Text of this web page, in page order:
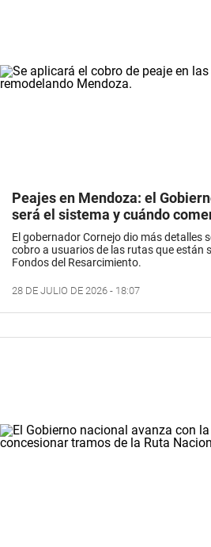
Peajes en Mendoza: el
será el sistema y cuándo
El gobernador Cornejo dio más detalles
cobro a usuarios de las rutas que están
Fondos del Resarcimiento.
28 DE JULIO DE 2026 - 18:07